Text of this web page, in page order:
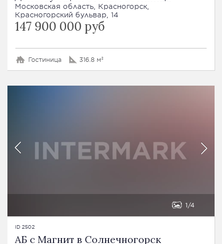
Московская область, Красногорск,
Красногорский бульвар, 14
147 900 000 руб
Гостиница 316.8 м²
1 4
ID 2502
АБ с Магнит в Солнечногорск